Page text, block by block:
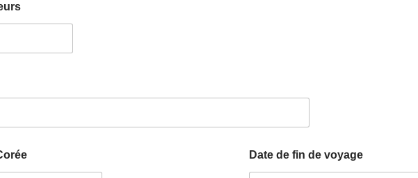
Date de fin de voyage